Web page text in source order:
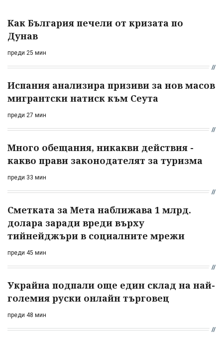
Как България печели от кризата по
Дунав
преди 25 мин
Испания анализира призиви за нов масов
мигрантски натиск към Сеута
преди 27 мин
Много обещания, никакви действия -
какво прави законодателят за туризма
преди 33 мин
Сметката за Мета наближава 1 млрд.
долара заради вреди върху
тийнейджъри в социалните мрежи
преди 45 мин
Украйна подпали още един склад на най-
големия руски онлайн търговец
преди 48 мин